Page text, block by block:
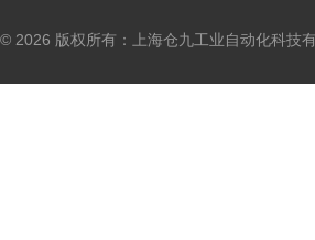
© 2026 版权所有：上海仓九工业自动化科技